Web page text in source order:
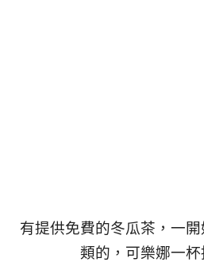
有提供免費的冬瓜茶，一
類的，可樂娜一杯